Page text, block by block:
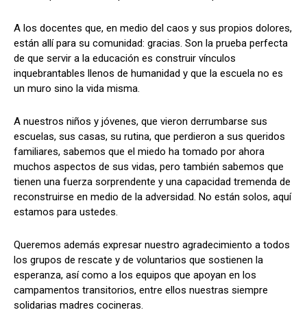
A los docentes que, en medio del caos y sus propios dolores,
están allí para su comunidad: gracias. Son la prueba perfecta
de que servir a la educación es construir vínculos
inquebrantables llenos de humanidad y que la escuela no es
un muro sino la vida misma.
A nuestros niños y jóvenes, que vieron derrumbarse sus
escuelas, sus casas, su rutina, que perdieron a sus queridos
familiares, sabemos que el miedo ha tomado por ahora
muchos aspectos de sus vidas, pero también sabemos que
tienen una fuerza sorprendente y una capacidad tremenda de
reconstruirse en medio de la adversidad. No están solos, aquí
estamos para ustedes.
Queremos además expresar nuestro agradecimiento a todos
los grupos de rescate y de voluntarios que sostienen la
esperanza, así como a los equipos que apoyan en los
campamentos transitorios, entre ellos nuestras siempre
solidarias madres cocineras.